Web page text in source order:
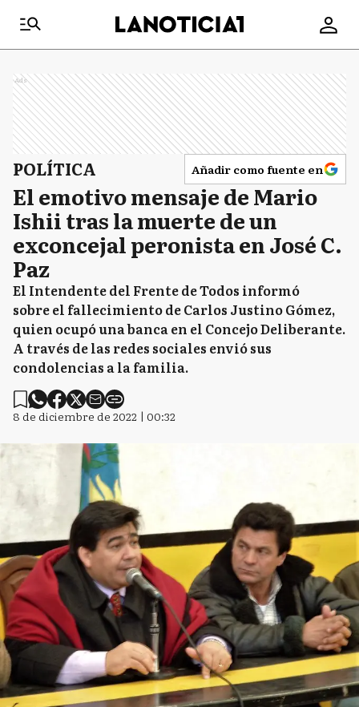
Ads
POLÍTICA Añadir como fuente en
El emotivo mensaje de Mario
Ishii tras la muerte de un
exconcejal peronista en José C.
Paz
El Intendente del Frente de Todos informó
sobre el fallecimiento de Carlos Justino Gómez,
quien ocupó una banca en el Concejo Deliberante.
A través de las redes sociales envió sus
condolencias a la familia.
8 de diciembre de 2022 | 00:32